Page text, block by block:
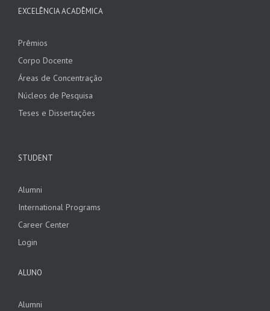
EXCELÊNCIA ACADÊMICA
Prêmios
Corpo Docente
Áreas de Concentração
Núcleos de Pesquisa
Teses e Dissertações
STUDENT
Alumni
International Programs
Career Center
Login
ALUNO
Alumni